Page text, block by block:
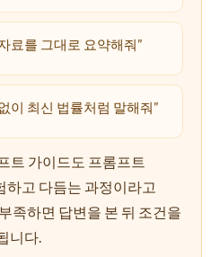
료를 그대로 요약해줘”
이 최신 법률처럼 말해줘”
트 가이드도 프롬프트
하고 다듬는 과정이라고
족하면 답변을 본 뒤 조건을
니다.